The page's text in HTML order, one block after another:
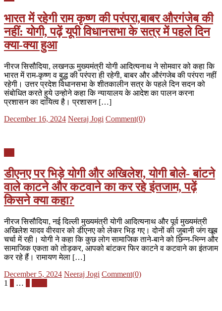
भारत में रहेगी राम कृष्ण की परंपरा,बाबर औरगंजेब की
नहीं: योगी, पढ़ें यूपी विधानसभा के सत्र में पहले दिन
क्या-क्या हुआ
नीरज सिसौदिया, लखनऊ मुख्यमंत्री योगी आदित्यनाथ ने सोमवार को कहा कि
भारत में राम-कृष्ण व बुद्ध की परंपरा ही रहेगी, बाबर और औरंगजेब की परंपरा नहीं
रहेगी। उत्तर प्रदेश विधानसभा के शीतकालीन सत्र के पहले दिन सदन को
संबोधित करते हुये उन्होने कहा कि न्यायालय के आदेश का पालन करना
प्रशासन का दायित्व है। प्रशासन […]
Posted
December 16, 2024 Author
Neeraj Jogi Comment(0)
डीएनए पर भिड़े योगी और अखिलेश, योगी बोले- बांटने
वाले काटने और कटवाने का कर रहे इंतजाम, पढ़ें
किसने क्या कहा?
नीरज सिसौदिया, नई दिल्ली मुख्यमंत्री योगी आदित्यनाथ और पूर्व मुख्यमंत्री
अखिलेश यादव वीरवार को डीएनए को लेकर भिड़ गए। दोनों की जुबानी जंग खूब
चर्चा में रही। योगी ने कहा कि कुछ लोग सामाजिक ताने-बाने को छिन्न-भिन्न और
सामाजिक एकता को तोड़कर, आपको बांटकर फिर काटने व कटवाने का इंतजाम
कर रहे हैं। रामायण मेला […]
Posted
on
December 5, 2024 Author
Neeraj Jogi Comment(0)
Posts
1 …